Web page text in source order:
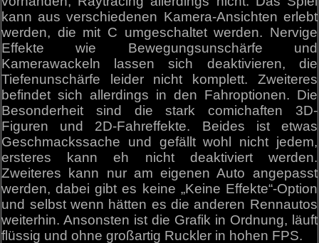
kann aus verschiedenen Kamera-Ansichten erlebt
werden, die mit C umgeschaltet werden. Nervige
Effekte wie Bewegungsunschärfe und
Kamerawackeln lassen sich deaktivieren, die
Tiefenunschärfe leider nicht komplett. Zweiteres
befindet sich allerdings in den Fahroptionen. Die
Besonderheit sind die stark comichaften 3D-
Figuren und 2D-Fahreffekte. Beides ist etwas
Geschmackssache und gefällt wohl nicht jedem,
ersteres kann eh nicht deaktiviert werden.
Zweiteres kann nur am eigenen Auto angepasst
werden, dabei gibt es keine „Keine Effekte“-Option
und selbst wenn hätten es die anderen Rennautos
weiterhin. Ansonsten ist die Grafik in Ordnung, läuft
flüssig und ohne großartig Ruckler in hohen FPS.